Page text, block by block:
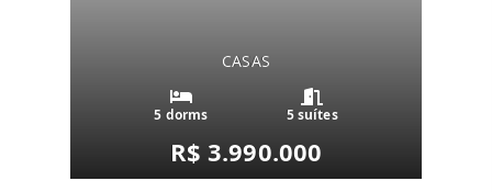
CASAS
5 dorms 5 suítes
R$ 3.990.000